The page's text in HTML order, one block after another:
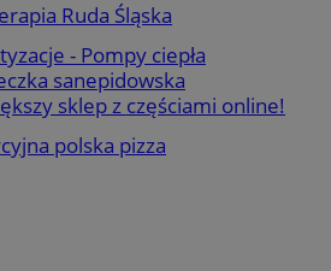
Ruda Śląska
- Pompy ciepła
sanepidowska
sklep z częściami online!
polska pizza